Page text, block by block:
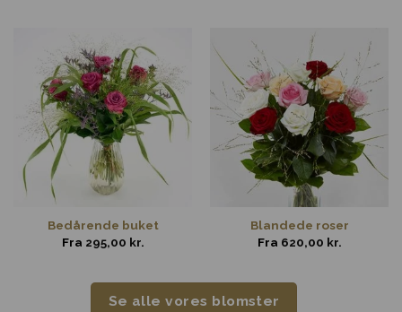
Bedårende buket
Fra 295,00 kr.
Blandede roser
Fra 620,00 kr.
Se alle vores blomster